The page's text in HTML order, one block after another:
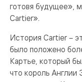
готовя будущее»,
Cartier».
История Cartier –
было положено
Картье, который
что король Англии